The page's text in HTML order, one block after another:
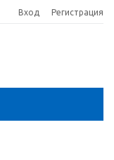
Вход Регистрация